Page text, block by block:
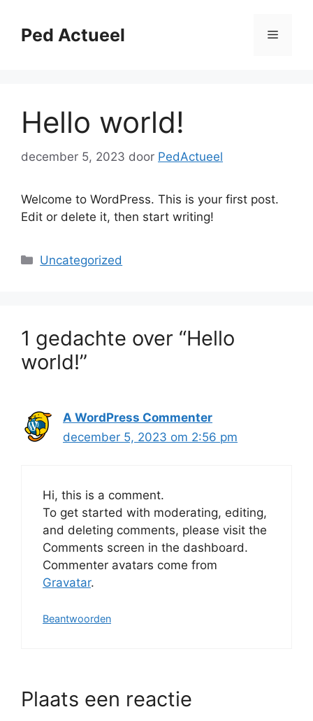
naarPed Actueel Menu
Hello world!
december 5, 2023 door PedActueel
Welcome to WordPress. This is your first post.
Edit or delete it, then start writing!
Categorieën
Uncategorized
1 gedachte over “Hello
world!”
A WordPress Commenter
december 5, 2023 om 2:56 pm
Hi, this is a comment.
To get started with moderating, editing,
and deleting comments, please visit the
Comments screen in the dashboard.
Commenter avatars come from
Gravatar.
Beantwoorden
Plaats een reactie